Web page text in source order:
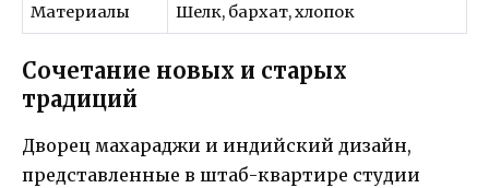
Материалы Шелк, бархат, хлопок
Сочетание новых и старых
традиций
Дворец махараджи и индийский дизайн,
представленные в штаб-квартире студии